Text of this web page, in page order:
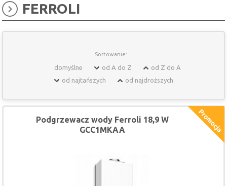
FERROLI
Sortowanie:
domyślne od A do Z
od Z do A
od najtańszych
od najdroższych
Podgrzewacz wody Ferroli 18,9 W
GCC1MKAA